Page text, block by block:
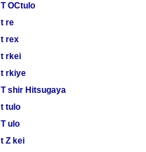
T OCtulo
t re
t rex
t rkei
t rkiye
T shir Hitsugaya
t tulo
T ulo
t Z kei